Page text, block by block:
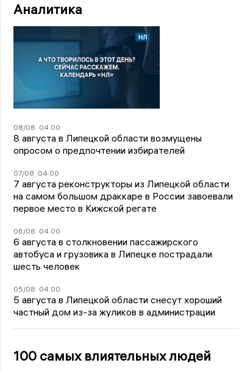
Аналитика
08/08 04:00
8 августа в Липецкой области возмущены
опросом о предпочтении избирателей
07/08 04:00
7 августа реконструкторы из Липецкой области
на самом большом драккаре в России завоевали
первое место в Кижской регате
06/08 04:00
6 августа в столкновении пассажирского
автобуса и грузовика в Липецке пострадали
шесть человек
05/08 04:00
5 августа в Липецкой области снесут хороший
частный дом из-за жуликов в администрации
100 самых влиятельных людей